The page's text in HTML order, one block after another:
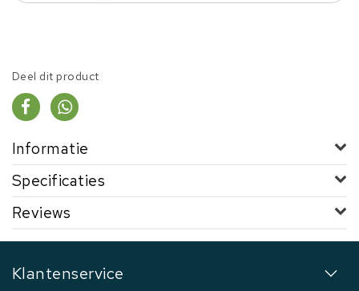
Deel dit product
Informatie
Specificaties
Reviews
Klantenservice